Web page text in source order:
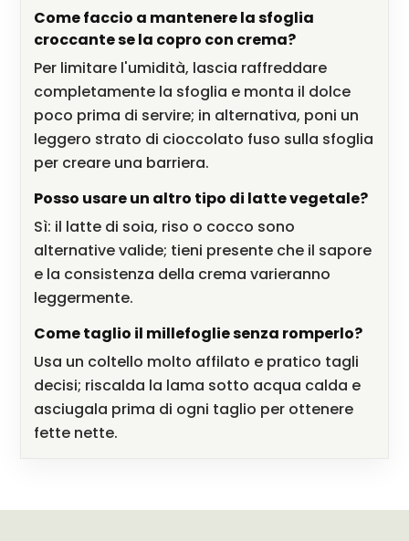
Come faccio a mantenere la sfoglia
croccante se la copro con crema?
Per limitare l'umidità, lascia raffreddare
completamente la sfoglia e monta il dolce
poco prima di servire; in alternativa, poni un
leggero strato di cioccolato fuso sulla sfoglia
per creare una barriera.
Posso usare un altro tipo di latte vegetale?
Sì: il latte di soia, riso o cocco sono
alternative valide; tieni presente che il sapore
e la consistenza della crema varieranno
leggermente.
Come taglio il millefoglie senza romperlo?
Usa un coltello molto affilato e pratico tagli
decisi; riscalda la lama sotto acqua calda e
asciugala prima di ogni taglio per ottenere
fette nette.